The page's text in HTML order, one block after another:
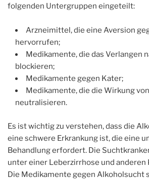
folgenden Untergruppen eingeteilt:
Arzneimittel, die eine Aversion
hervorrufen;
Medikamente, die das Verlangen
blockieren;
Medikamente gegen Kater;
Medikamente, die die Wirkung
neutralisieren.
Es ist wichtig zu verstehen, dass die
eine schwere Erkrankung ist, die eine
Behandlung erfordert. Die
unter einer Leberzirrhose und anderen
Die Medikamente gegen Alkoholsucht